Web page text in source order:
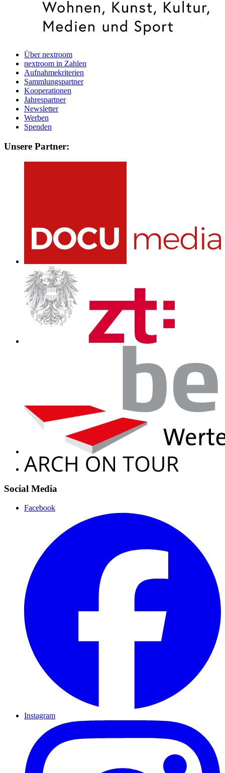
Über nextroom
nextroom in Zahlen
Aufnahmekriterien
Sammlungspartner
Kooperationen
Jahrespartner
Newsletter
Werben
Spenden
Unsere Partner:
Social Media
Facebook
Instagram